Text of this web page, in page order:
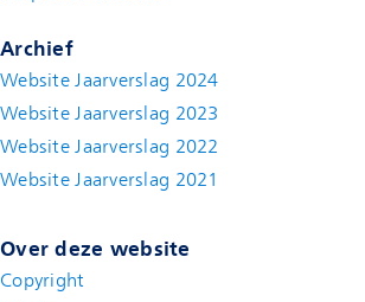
Archief
Website Jaarverslag 2024
Website Jaarverslag 2023
Website Jaarverslag 2022
Website Jaarverslag 2021
Over deze website
Copyright